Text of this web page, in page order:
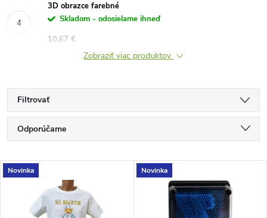
3D obrazce farebné
Skladom - odosielame ihneď
10,67 €
Zobraziť viac produktov
Filtrovať
R
a
Odporúčame
Najdrahšie
Najpredávanejšie
V
Novinka Novinka